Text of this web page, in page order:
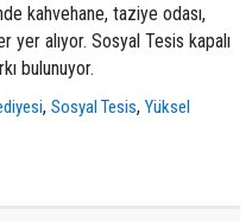
kahvehane, taziye odası,
alıyor. Sosyal Tesis kapalı
bulunuyor.
,Sosyal Tesis,Yüksel